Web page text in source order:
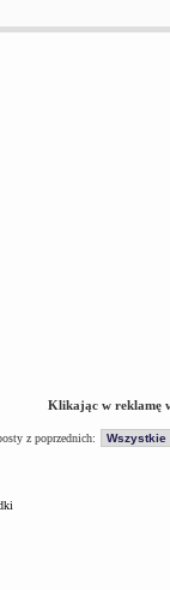
Klikając w reklamę
z poprzednich: